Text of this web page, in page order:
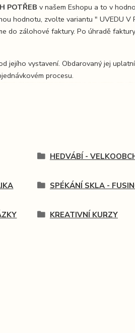
POTŘEB v našem Eshopu a to v
hodnotu, zvolte variantu " UVEDU V
do zálohové faktury. Po úhradě
jejího vystavení. Obdarovaný jej
procesu.
HEDVÁBÍ -
SPÉKÁNÍ SKLA -
KREATIVNÍ KURZY